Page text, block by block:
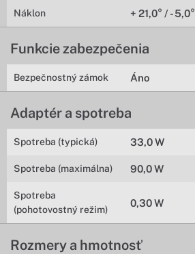
Náklon + 21,0° / - 5,0°
Funkcie zabezpečenia
Bezpečnostný zámok Áno
Adaptér a spotreba
Spotreba (typická) 33,0 W
Spotreba (maximálna) 90,0 W
Spotreba
(pohotovostný režim)
0,30 W
Rozmery a hmotnosť